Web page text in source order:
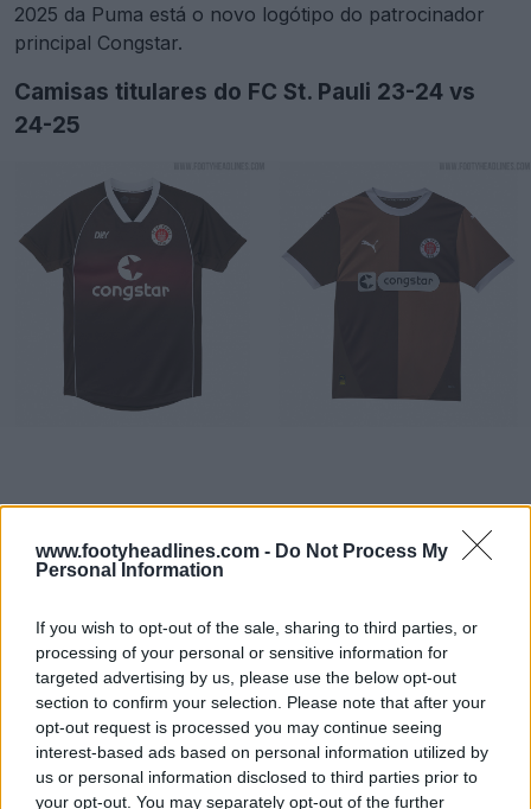
www.footyheadlines.com - Do Not Process My
Personal Information
If you wish to opt-out of the sale, sharing to third parties, or
processing of your personal or sensitive information for
targeted advertising by us, please use the below opt-out
section to confirm your selection. Please note that after your
opt-out request is processed you may continue seeing
interest-based ads based on personal information utilized by
us or personal information disclosed to third parties prior to
your opt-out. You may separately opt-out of the further
2025 da Puma está o novo logótipo do patrocinador
principal Congstar.
Camisas titulares do FC St. Pauli 23-24 vs
24-25